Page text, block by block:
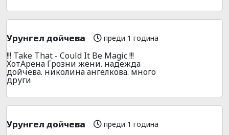
Урунгел дойчева преди 1 година
!!! Take That - Could It Be Magic !!!
ХотАрена Грозни жени. надежда
дойчева. николина ангелкова. много
други
Урунгел дойчева преди 1 година